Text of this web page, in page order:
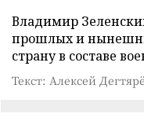
Владимир
прошлых и
страну в составе
Текст: Алексей